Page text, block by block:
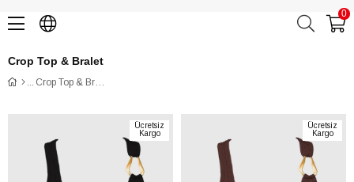
0
Crop Top & Bralet
Crop Top & Bralet
Ücretsiz
Kargo
Ücretsiz
Kargo